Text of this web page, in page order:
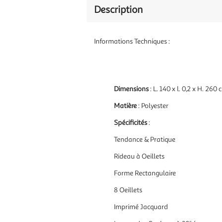
Description
Informations Techniques :
Dimensions: L. 140 x l. 0,2 x H. 260
Matière: Polyester
Spécificités:
Tendance & Pratique
Rideau à Oeillets
Forme Rectangulaire
8 Oeillets
Imprimé Jacquard